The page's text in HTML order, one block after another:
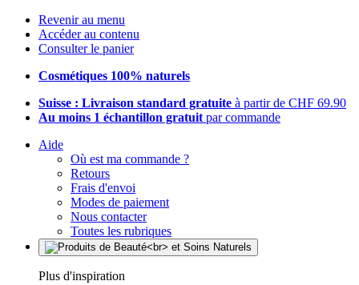
Revenir au menu
Accéder au contenu
Consulter le panier
Cosmétiques 100% naturels
Suisse : Livraison standard gratuite à partir de CHF 69.90
Au moins 1 échantillon gratuit par commande
Aide
Où est ma commande ?
Retours
Frais d'envoi
Modes de paiement
Nous contacter
Toutes les rubriques
Plus d'inspiration